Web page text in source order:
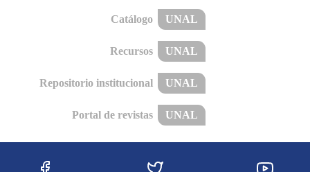
Catálogo UNAL
Recursos UNAL
Repositorio institucional UNAL
Portal de revistas UNAL